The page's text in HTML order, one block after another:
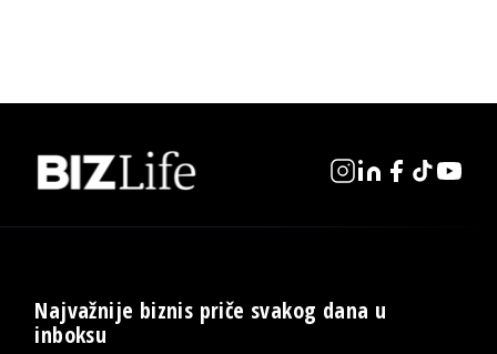
Najvažnije biznis priče svakog dana u
inboksu